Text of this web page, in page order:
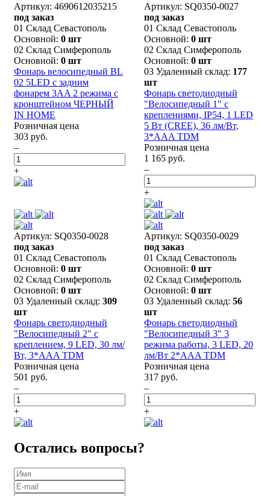
Артикул: 4690612035215
под заказ
01 Склад Севастополь
Основной: 0 шт
02 Склад Симферополь
Основной: 0 шт
Фонарь велосипедный BL
02 5LED с задним
фонарем 3AA 2 режима с
кронштейном ЧЕРНЫЙ
IN HOME
Розничная цена
303 руб.
–
+
Артикул: SQ0350-0027
под заказ
01 Склад Севастополь
Основной: 0 шт
02 Склад Симферополь
Основной: 0 шт
03 Удаленный склад: 177
шт
Фонарь светодиодный
"Велосипедный 1" с
креплениями, IP54, 1 LED
5 Вт (CREE), 36 лм/Вт,
3*AAA TDM
Розничная цена
1 165 руб.
–
+
Артикул: SQ0350-0028
под заказ
01 Склад Севастополь
Основной: 0 шт
02 Склад Симферополь
Основной: 0 шт
03 Удаленный склад: 309
шт
Фонарь светодиодный
"Велосипедный 2" с
креплением, 9 LED, 30 лм/
Вт, 3*AAA TDM
Розничная цена
501 руб.
–
+
Артикул: SQ0350-0029
под заказ
01 Склад Севастополь
Основной: 0 шт
02 Склад Симферополь
Основной: 0 шт
03 Удаленный склад: 56
шт
Фонарь светодиодный
"Велосипедный 3" 3
режима работы, 3 LED, 20
лм/Вт 2*AAA TDM
Розничная цена
317 руб.
–
+
Остались вопросы?